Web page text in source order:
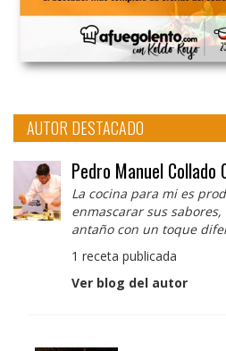
AUTOR DESTACADO
Pedro Manuel Collado
La cocina para mi es
enmascarar sus
antaño con un toque
1 receta publicada
Ver blog del autor